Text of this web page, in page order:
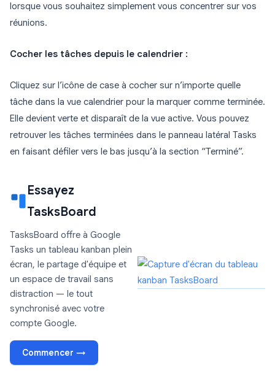
lorsque vous souhaitez simplement vous concentrer sur vos
réunions.
Cocher les tâches depuis le calendrier :
Cliquez sur l’icône de case à cocher sur n’importe quelle
tâche dans la vue calendrier pour la marquer comme terminée.
Elle devient verte et disparaît de la vue active. Vous pouvez
retrouver les tâches terminées dans le panneau latéral Tasks
en faisant défiler vers le bas jusqu’à la section “Terminé”.
Essayez
TasksBoard
TasksBoard offre à Google
Tasks un tableau kanban plein
écran, le partage d'équipe et
un espace de travail sans
distraction — le tout
synchronisé avec votre
compte Google.
Commencer →